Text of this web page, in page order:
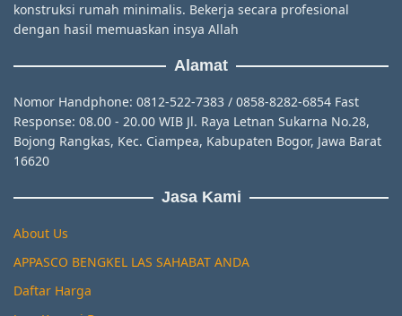
konstruksi rumah minimalis. Bekerja secara profesional
dengan hasil memuaskan insya Allah
Alamat
Nomor Handphone: 0812-522-7383 / 0858-8282-6854 Fast
Response: 08.00 - 20.00 WIB Jl. Raya Letnan Sukarna No.28,
Bojong Rangkas, Kec. Ciampea, Kabupaten Bogor, Jawa Barat
16620
Jasa Kami
About Us
APPASCO BENGKEL LAS SAHABAT ANDA
Daftar Harga